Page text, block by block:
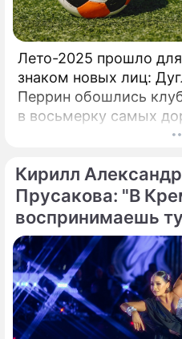
Евро-Азиатского
(ЕАDC), который с
стран, и сразу же в
провел первые
Лето-2025 прошло
знаком новых лиц:
Перрин обошлись
в восьмерку самых
истории "быков" эти
действительно
суммы.
Кирилл
Прусакова: "В
воспринимаешь